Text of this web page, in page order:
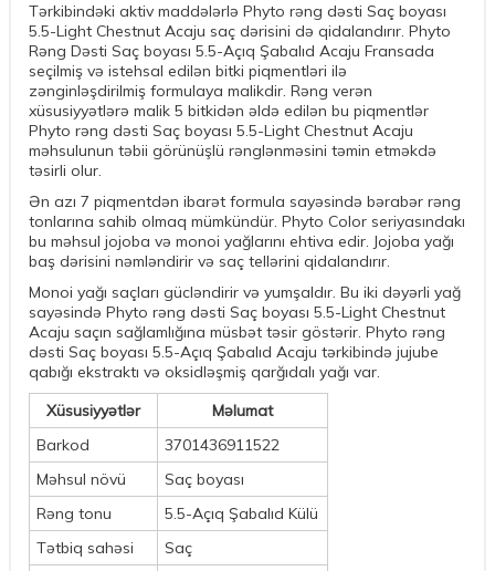
Tərkibindəki aktiv maddələrlə Phyto rəng dəsti Saç boyası
5.5-Light Chestnut Acaju saç dərisini də qidalandırır. Phyto
Rəng Dəsti Saç boyası 5.5-Açıq Şabalıd Acaju Fransada
seçilmiş və istehsal edilən bitki piqmentləri ilə
zənginləşdirilmiş formulaya malikdir. Rəng verən
xüsusiyyətlərə malik 5 bitkidən əldə edilən bu piqmentlər
Phyto rəng dəsti Saç boyası 5.5-Light Chestnut Acaju
məhsulunun təbii görünüşlü rənglənməsini təmin etməkdə
təsirli olur.
Ən azı 7 piqmentdən ibarət formula sayəsində bərabər rəng
tonlarına sahib olmaq mümkündür. Phyto Color seriyasındakı
bu məhsul jojoba və monoi yağlarını ehtiva edir. Jojoba yağı
baş dərisini nəmləndirir və saç tellərini qidalandırır.
Monoi yağı saçları gücləndirir və yumşaldır. Bu iki dəyərli yağ
sayəsində Phyto rəng dəsti Saç boyası 5.5-Light Chestnut
Acaju saçın sağlamlığına müsbət təsir göstərir. Phyto rəng
dəsti Saç boyası 5.5-Açıq Şabalıd Acaju tərkibində jujube
qabığı ekstraktı və oksidləşmiş qarğıdalı yağı var.
Xüsusiyyətlər
Məlumat
Barkod
3701436911522
Məhsul növü
Saç boyası
Rəng tonu
5.5-Açıq Şabalıd Külü
Tətbiq sahəsi
Saç